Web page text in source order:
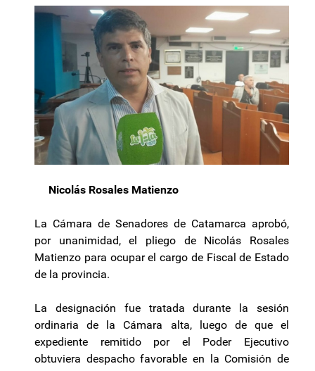
Nicolás Rosales Matienzo
La Cámara de Senadores de Catamarca aprobó,
por unanimidad, el pliego de Nicolás Rosales
Matienzo para ocupar el cargo de Fiscal de Estado
de la provincia.
La designación fue tratada durante la sesión
ordinaria de la Cámara alta, luego de que el
expediente remitido por el Poder Ejecutivo
obtuviera despacho favorable en la Comisión de